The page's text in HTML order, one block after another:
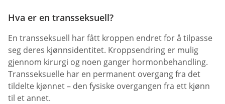
Hva er en transseksuell?
En transseksuell har fått kroppen endret for å tilpasse
seg deres kjønnsidentitet. Kroppsendring er mulig
gjennom kirurgi og noen ganger hormonbehandling.
Transseksuelle har en permanent overgang fra det
tildelte kjønnet – den fysiske overgangen fra ett kjønn
til et annet.